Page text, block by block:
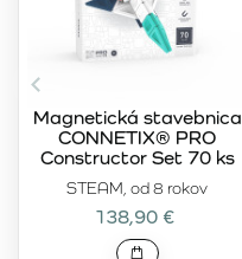
STEAM, od 8 rokov
Magnetická stavebnica
CONNETIX® PRO
Constructor Set 70 ks
138,90 €